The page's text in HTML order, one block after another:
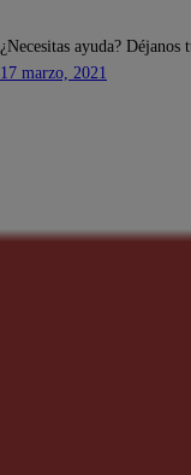
¿Necesitas ayuda?
17 marzo, 2021